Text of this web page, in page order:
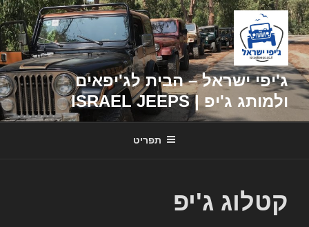
דילוג
לתוכן
ג'יפי ישראל – הבית לג'יפאים
ולמותג ג'יפ | ISRAEL JEEPS
תפריט
קטלוג ג'יפ